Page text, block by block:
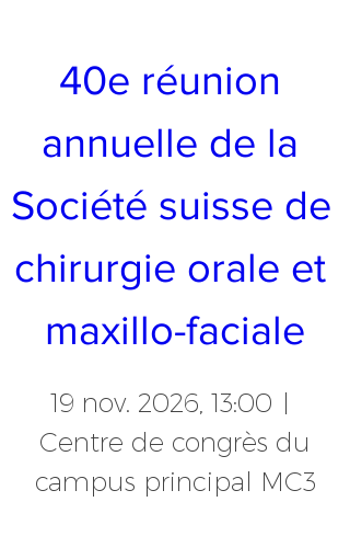
40e réunion
annuelle de la
Société suisse de
chirurgie orale et
maxillo-faciale
19 nov. 2026, 13:00
Centre de congrès du
campus principal MC3